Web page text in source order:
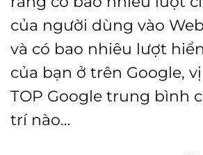
của người dùng vào
và có bao nhiêu lượt
của bạn ở trên Google,
TOP Google trung bình
trí nào…